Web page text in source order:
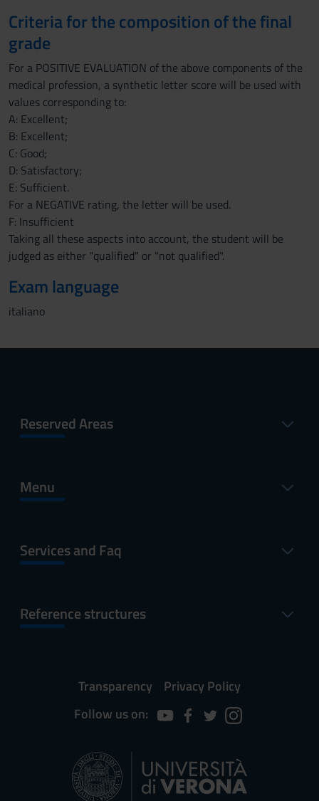
Criteria for the composition of the final
grade
For a POSITIVE EVALUATION of the above components of the
medical profession, a synthetic letter score will be used with
values corresponding to:
A: Excellent;
B: Excellent;
C: Good;
D: Satisfactory;
E: Sufficient.
For a NEGATIVE rating, the letter will be used.
F: Insufficient
Taking all these aspects into account, the student will be
judged as either "qualified" or "not qualified".
Exam language
italiano
Reserved Areas
Menu
Services and Faq
Reference structures
Transparency
Privacy Policy
Follow us on: